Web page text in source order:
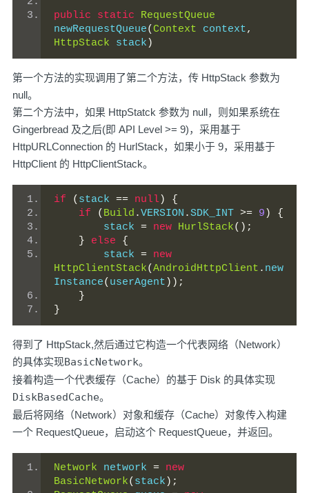
public static
RequestQueue
newRequestQueue(Context context,
HttpStack stack )
第一个方法的实现调用了第二个方法，传 HttpStack 参数为
null。
第二个方法中，如果 HttpStatck 参数为 null，则如果系统在
Gingerbread 及之后(即 API Level >= 9)，采用基于
HttpURLConnection 的 HurlStack，如果小于 9，采用基于
HttpClient 的 HttpClientStack。
if ( stack == null)
{
if
( Build .VERSION .SDK_INT >= 9 )
{
        stack
= new HurlStack();
}
else
{
        stack
= new
HttpClientStack(AndroidHttpClient . new
Instance( userAgent ));
}
}
得到了 HttpStack,然后通过它构造一个代表网络（Network）
的具体实现BasicNetwork。
接着构造一个代表缓存（Cache）的基于 Disk 的具体实现
DiskBasedCache。
最后将网络（Network）对象和缓存（Cache）对象传入构建
一个 RequestQueue，启动这个 RequestQueue，并返回。
Network network = new
BasicNetwork( stack );